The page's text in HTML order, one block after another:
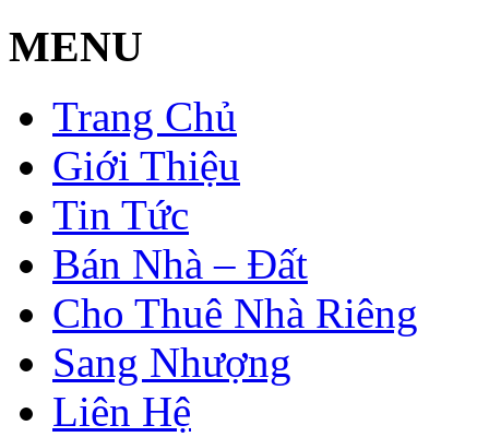
MENU
Trang Chủ
Giới Thiệu
Tin Tức
Bán Nhà – Đất
Cho Thuê Nhà Riêng
Sang Nhượng
Liên Hệ